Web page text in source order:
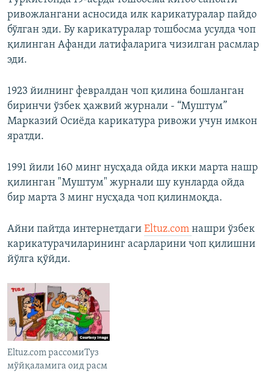
ривожлангани асносида илк карикатуралар пайдо
бўлган эди. Бу карикатуралар тошбосма усулда чоп
қилинган Афанди латифаларига чизилган расмлар
эди.
1923 йилнинг февралдан чоп қилина бошланган
биринчи ўзбек ҳажвий журнали - “Муштум”
Марказий Осиëда карикатура ривожи учун имкон
яратди.
1991 йили 160 минг нусҳада ойда икки марта нашр
қилинган "Муштум" журнали шу кунларда ойда
бир марта 3 минг нусҳада чоп қилинмоқда.
Айни пайтда интернетдаги Eltuz.com нашри ўзбек
карикатурачиларининг асарларини чоп қилишни
йўлга қўйди.
Eltuz.com рассомиТуз
мўйқаламига оид расм